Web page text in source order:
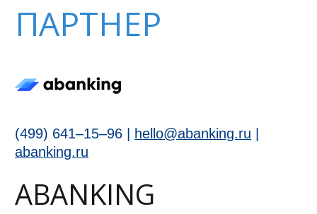
ПАРТНЕР
(499) 641–15–96 | hello@abanking.ru
abanking.ru
ABANKING